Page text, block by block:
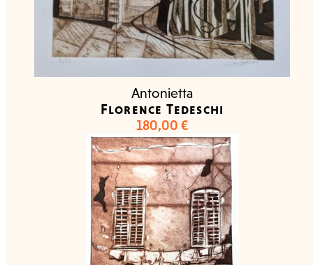
Antonietta
Florence Tedeschi
180,00 €